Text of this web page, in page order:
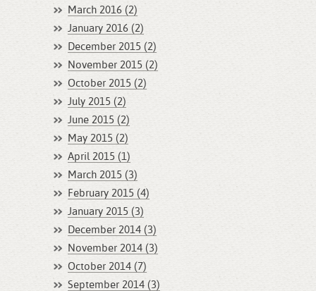
March 2016 (2)
January 2016 (2)
December 2015 (2)
November 2015 (2)
October 2015 (2)
July 2015 (2)
June 2015 (2)
May 2015 (2)
April 2015 (1)
March 2015 (3)
February 2015 (4)
January 2015 (3)
December 2014 (3)
November 2014 (3)
October 2014 (7)
September 2014 (3)